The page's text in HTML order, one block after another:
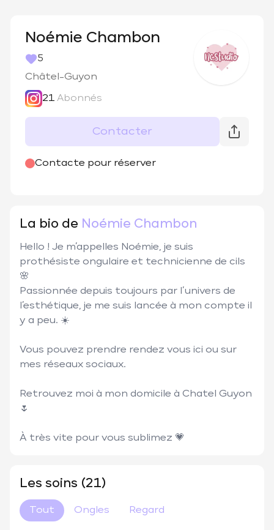
Noémie Chambon
5
Châtel-Guyon
21 Abonnés
Contacter
Contacte pour réserver
@nc.studio__
La bio de Noémie Chambon
Hello ! Je m’appelles Noémie, je suis
prothésiste ongulaire et technicienne de cils
🌸
Passionnée depuis toujours par l’univers de
l’esthétique, je me suis lancée à mon compte il
y a peu. ☀️
Vous pouvez prendre rendez vous ici ou sur
mes réseaux sociaux.
Retrouvez moi à mon domicile à Chatel Guyon
🌷
À très vite pour vous sublimez 💗
Les soins (21)
Tout Ongles Regard